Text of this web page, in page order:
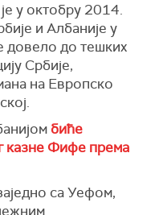
у октобру 2014.
и Албаније у
довело до тешких
Србије,
на Европско
биће
казне Фифе према
са Уефом,